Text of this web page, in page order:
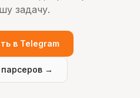
задачу.
в Telegram
парсеров →